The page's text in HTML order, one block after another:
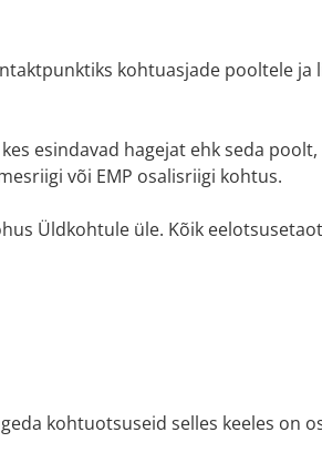
kohtuasjade pooltele
esindavad hagejat ehk seda
või EMP osalisriigi kohtus.
Üldkohtule üle. Kõik
kohtuotsuseid selles keeles on